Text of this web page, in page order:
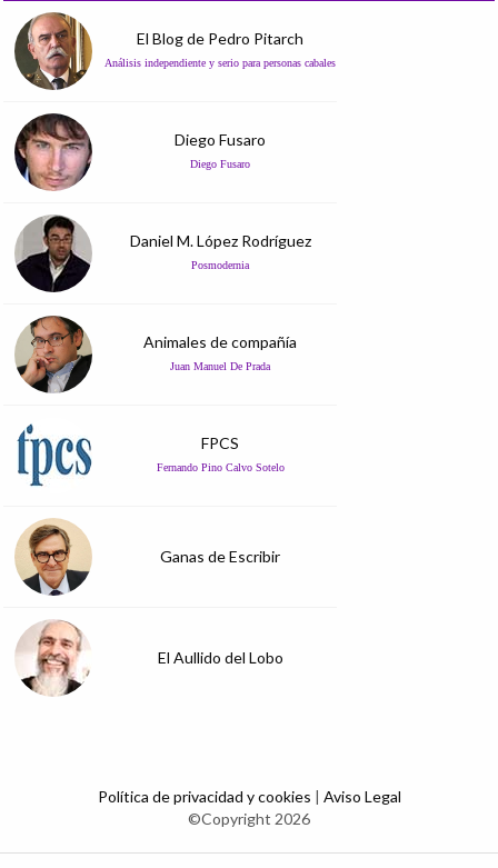
El Blog de Pedro Pitarch
Análisis independiente y serio para personas cabales
Diego Fusaro
Diego Fusaro
Daniel M. López Rodríguez
Posmodernia
Animales de compañía
Juan Manuel De Prada
FPCS
Fernando Pino Calvo Sotelo
Ganas de Escribir
El Aullido del Lobo
Política de privacidad y cookies | Aviso Legal
©Copyright 2026